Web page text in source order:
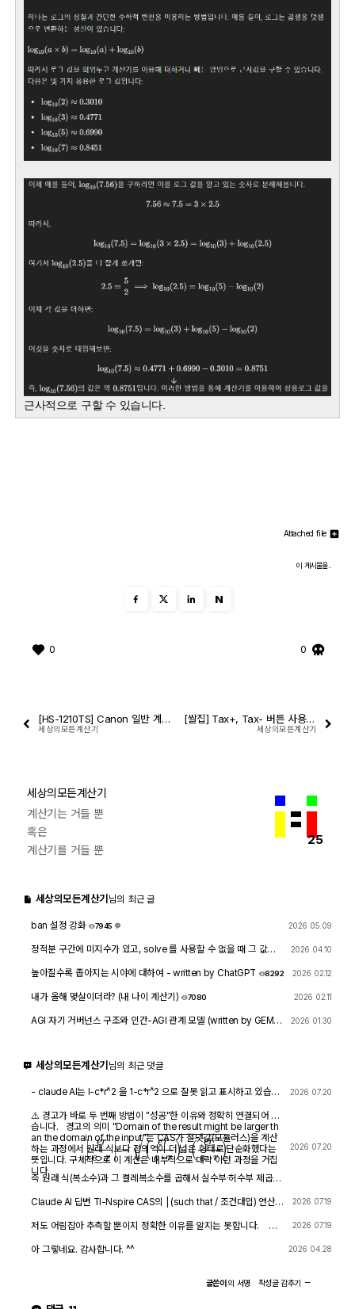
근사적으로 구할 수 있습니다.
Attached file
이 게시물을..
N
0 0
[HS-1210TS] Canon 일반 계산기 사용설명서
세상의모든계산기
[쌀집] Tax+, Tax- 버튼 사용 방법. (VAT)
세상의모든계산기
25
세상의모든계산기
계산기는 거들 뿐
혹은
계산기를 거들 뿐
세상의모든계산기 님의 최근 글
ban 설정 강화
7945
2026 05.09
정적분 구간에 미지수가 있고, solve 를 사용할 수 없을 때 그 값을
2026 04.10
높아질수록 좁아지는 시야에 대하여 - written by ChatGPT 8292 2026 02.12
내가 올해 몇살이더라? (내 나이 계산기) 7080 2026 02.11
AGI 자기 거버넌스 구조와 인간-AGI 관계 모델 (written by GEMIN
2026 01.30
세상의모든계산기 님의 최근 댓글
- claude AI는 l-c*r^2 을 1-c*r^2 으로 잘못 읽고 표시하고 있습니
해 보아도 결과는 바뀌지 않습니다.
2026 07.20
⚠️ 경고가 바로 두 번째 방법이 "성공"한 이유와 정확히 연결되어 있
습니다. 경고의 의미 "Domain of the result might be larger th
an the domain of the input"는 CAS가 절댓값(모듈러스)을 계산
하는 과정에서 원래 식보다 정의역이 더 넓은 형태로 단순화했다는
뜻입니다. 구체적으로 이 계산은 내부적으로 대략 이런 과정을 거칩
니다.
|ere⋅r|=(ere⋅r)⋅(ere⋅r)―
즉 원래 식(복소수)과 그 켤레복소수를 곱해서 실수부·허수부 제곱합
√(x²) → x 또는 √a·√b → √(ab) 같은 규칙들이 쓰이는데, 이런
규칙들은 x가 실수이고 0 이상일 때만 엄밀하게 성립합니다. CAS는
이 조건들을 일일이 다 추적하지 않고 넘어가면서, 원래는 (e≠0, r+l
·ω·i ≠ 0 등) 복소수 특유의 좁은 정의역을 가진 식을, r, l, ω가 어떤
실수여도(부호 무관하게) 정의되는 1/√(r²+l²·ω²)라는 더 넓은 정의
역의 식으로 바꿔버린 것입니다. CAS는 이 손실을 감지하고 경고를
가지고 있던 정의역 제약 정보(부호 조건, i 관련 조건 등)를 이미 버
2026 07.20
Claude AI 답변 TI-Nspire CAS의 | (such that / 조건대입) 연산자
다. 대입 후에 처음부터 다시 "실수부/허수부 분리, 유리화" 같은 재간
의 핵심입니다. 첫 번째 경우 (|er/(e·r)| | con_1 and con → 실패) 이
시점의 식은 아직 r + l·ω·i 형태의 복소수 그대로입니다 (i가 살아있
수인지(즉 1-c·r² ≥ 0인지) 판단할 근거가 없다는 겁니다. 저장해 두
신 con 조건은 c>0, l>0, r>0뿐이고, 1-c·r²≥0이라는 조건은 포함
2026 07.19
저도 어림잡아 추측할 뿐이지 정확한 이유를 알지는 못합니다. 질
nnet 5) AI에 넣어 보니 claude AI 가 제일 합리적인 답변을 주어서
2026 07.19
아 그렇네요. 감사합니다. ^^ 2026 04.28
글쓴이의 서명 작성글감추기